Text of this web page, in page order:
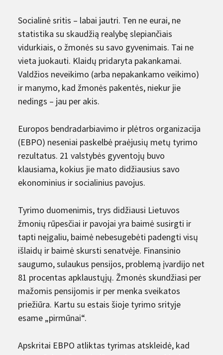
Socialinė sritis – labai jautri. Ten ne eurai, ne
statistika su skaudžią realybę slepiančiais
vidurkiais, o žmonės su savo gyvenimais. Tai ne
vieta juokauti. Klaidų pridaryta pakankamai.
Valdžios neveikimo (arba nepakankamo veikimo)
ir manymo, kad žmonės pakentės, niekur jie
nedings – jau per akis.
Europos bendradarbiavimo ir plėtros organizacija
(EBPO) neseniai paskelbė praėjusių metų tyrimo
rezultatus. 21 valstybės gyventojų buvo
klausiama, kokius jie mato didžiausius savo
ekonominius ir socialinius pavojus.
Tyrimo duomenimis, trys didžiausi Lietuvos
žmonių rūpesčiai ir pavojai yra baimė susirgti ir
tapti neįgaliu, baimė nebesugebėti padengti visų
išlaidų ir baimė skursti senatvėje. Finansinio
saugumo, sulaukus pensijos, problemą įvardijo net
81 procentas apklaustųjų. Žmonės skundžiasi per
mažomis pensijomis ir per menka sveikatos
priežiūra. Kartu su estais šioje tyrimo srityje
esame „pirmūnai“.
Apskritai EBPO atliktas tyrimas atskleidė, kad